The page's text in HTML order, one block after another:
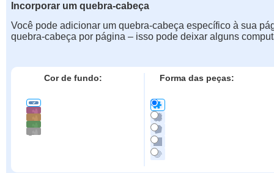
Incorporar um quebra-cabeça
Você pode adicionar um quebra-cabeça específico à sua
quebra-cabeça por página – isso pode deixar alguns
Cor de fundo: Forma das peças: